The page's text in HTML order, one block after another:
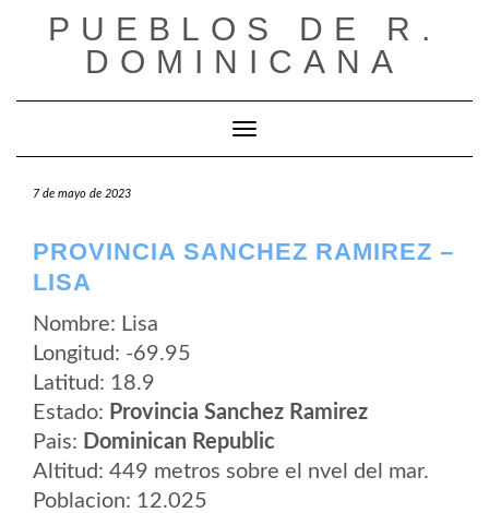
PUEBLOS DE R.
DOMINICANA
Cambiar modo de navegación
7 de mayo de 2023
PROVINCIA SANCHEZ RAMIREZ –
LISA
Nombre: Lisa
Longitud: -69.95
Latitud: 18.9
Estado: Provincia Sanchez Ramirez
Pais: Dominican Republic
Altitud: 449 metros sobre el nvel del mar.
Poblacion: 12.025